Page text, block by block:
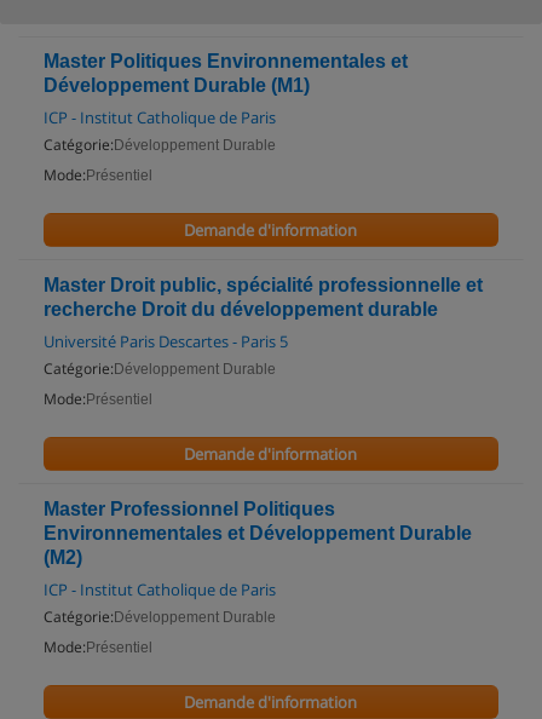
Master Politiques Environnementales et
Développement Durable (M1)
ICP - Institut Catholique de Paris
Catégorie: Développement Durable
Mode: Présentiel
Demande d'information
Master Droit public, spécialité professionnelle et
recherche Droit du développement durable
Université Paris Descartes - Paris 5
Catégorie: Développement Durable
Mode: Présentiel
Demande d'information
Master Professionnel Politiques
Environnementales et Développement Durable
(M2)
ICP - Institut Catholique de Paris
Catégorie: Développement Durable
Mode: Présentiel
Demande d'information